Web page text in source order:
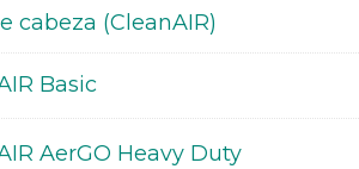
cabeza (CleanAIR)
Basic
AerGO Heavy Duty